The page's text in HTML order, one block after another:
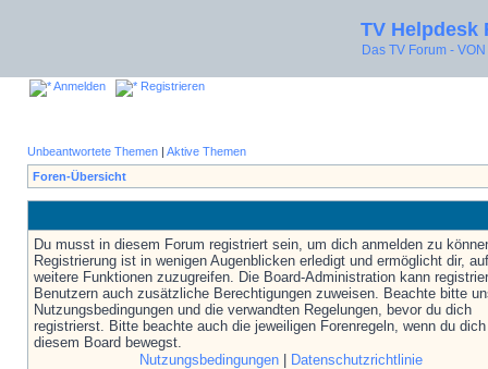
TV Helpdesk
Das TV Forum -
Anmelden Registrieren
Unbeantwortete Themen | Aktive Themen
Foren-Übersicht
Du musst in diesem Forum registriert sein, um dich anmelden zu
Registrierung ist in wenigen Augenblicken erledigt und ermöglicht dir, auf
weitere Funktionen zuzugreifen. Die Board-Administration kann
Benutzern auch zusätzliche Berechtigungen zuweisen. Beachte bitte
Nutzungsbedingungen und die verwandten Regelungen, bevor du dich
registrierst. Bitte beachte auch die jeweiligen Forenregeln, wenn du
diesem Board bewegst.
Nutzungsbedingungen| Datenschutzrichtlinie